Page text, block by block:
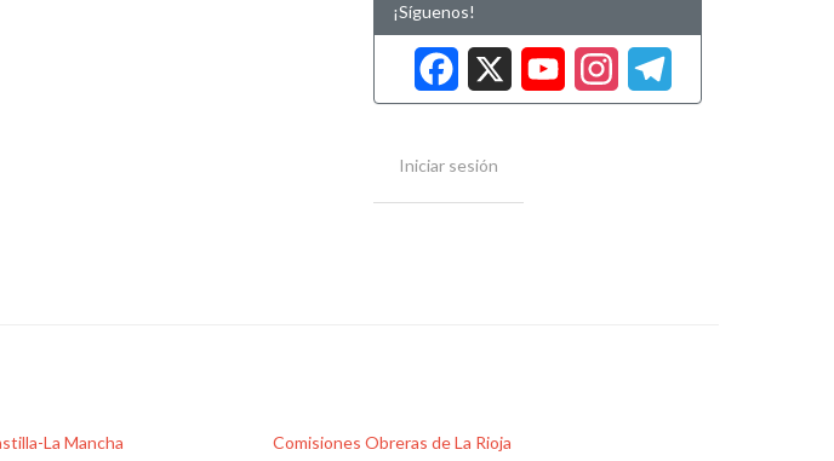
¡Síguenos!
Facebook
XYouTube
Iniciar sesión
La Mancha
Comisiones Obreras de La Rioja